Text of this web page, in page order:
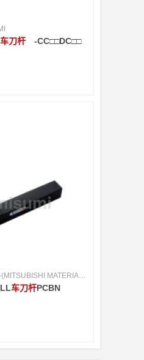
车刀杆 -CC□□DC□□
三菱综合材料(MITSUBISHI MATERIALS) [日本]
车刀杆PCBN